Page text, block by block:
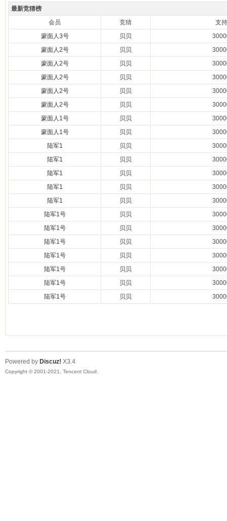
最新竞猜榜
会员
竞猜
支
蒙面人3号
贝贝
蒙面人2号
贝贝
蒙面人2号
贝贝
蒙面人2号
贝贝
蒙面人2号
贝贝
蒙面人2号
贝贝
蒙面人1号
贝贝
蒙面人1号
贝贝
陆军1
贝贝
陆军1
贝贝
陆军1
贝贝
陆军1
贝贝
陆军1
贝贝
陆军1号
贝贝
陆军1号
贝贝
陆军1号
贝贝
陆军1号
贝贝
陆军1号
贝贝
陆军1号
贝贝
陆军1号
贝贝
Powered by Discuz! X3.4
Copyright © 2001-2021, Tencent Cloud.